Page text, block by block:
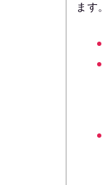
ます。